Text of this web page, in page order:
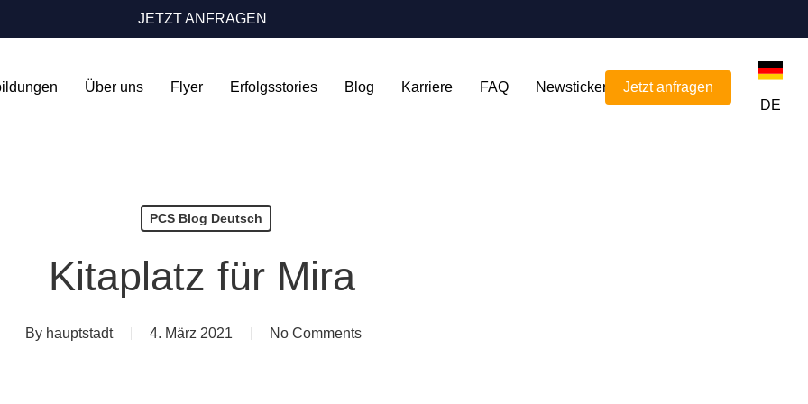
JETZT ANFRAGEN
Über uns Flyer Erfolgsstories Blog Karriere FAQ Newsticker
Jetzt anfragen
DE
PCS Blog Deutsch
Kitaplatz für Mira
By hauptstadt 4. März 2021 No Comments